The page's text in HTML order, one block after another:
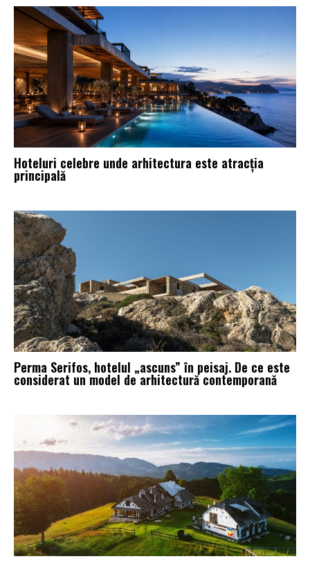
Hoteluri celebre unde arhitectura este atracția
principală
Perma Serifos, hotelul „ascuns” în peisaj. De ce este
considerat un model de arhitectură contemporană